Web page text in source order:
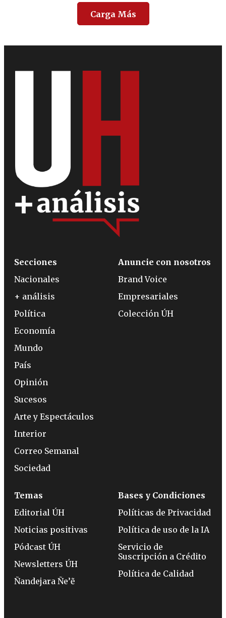
Carga Más
Secciones
Nacionales
+ análisis
Política
Economía
Mundo
País
Opinión
Sucesos
Arte y Espectáculos
Interior
Correo Semanal
Sociedad
Anuncie con nosotros
Brand Voice
Empresariales
Colección ÚH
Temas
Editorial ÚH
Noticias positivas
Pódcast ÚH
Newsletters ÚH
Ñandejara Ñe’ẽ
Bases y Condiciones
Políticas de Privacidad
Política de uso de la IA
Servicio de
Suscripción a Crédito
Política de Calidad